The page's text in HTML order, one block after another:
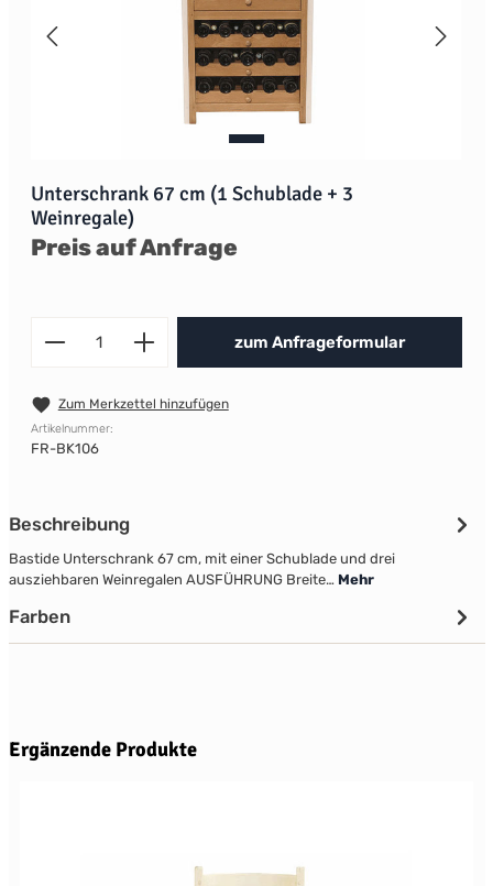
Unterschrank 67 cm (1 Schublade + 3
Weinregale)
Preis auf Anfrage
Produkt Anzahl: Gib den
zum Anfrageformular
Zum Merkzettel hinzufügen
Artikelnummer:
FR-BK106
Beschreibung
Bastide Unterschrank 67 cm, mit einer Schublade und drei
ausziehbaren Weinregalen AUSFÜHRUNG Breite… Mehr
Farben
Produktgalerie überspringen
Ergänzende Produkte